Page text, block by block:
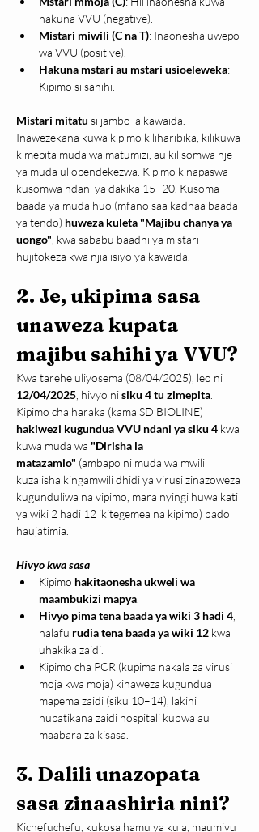
hakuna VVU (negative).
Mistari miwili (C na T): Inaonesha uwepo
wa VVU (positive).
Hakuna mstari au mstari usioeleweka:
Kipimo si sahihi.
Mistari mitatu si jambo la kawaida.
Inawezekana kuwa kipimo kiliharibika, kilikuwa
kimepita muda wa matumizi, au kilisomwa nje
ya muda uliopendekezwa. Kipimo kinapaswa
kusomwa ndani ya dakika 15–20. Kusoma
baada ya muda huo (mfano saa kadhaa baada
ya tendo) huweza kuleta "Majibu chanya ya
uongo" , kwa sababu baadhi ya mistari
hujitokeza kwa njia isiyo ya kawaida.
2. Je, ukipima sasa
unaweza kupata
majibu sahihi ya VVU?
Kwa tarehe uliyosema (08/04/2025), leo ni
12/04/2025 , hivyo ni siku 4 tu zimepita
Kipimo cha haraka (kama SD BIOLINE)
hakiwezi kugundua VVU ndani ya siku 4 kwa
kuwa muda wa "Dirisha la
matazamio" (ambapo ni muda wa mwili
kuzalisha kingamwili dhidi ya virusi zinazoweza
kugunduliwa na vipimo, mara nyingi huwa kati
ya wiki 2 hadi 12 ikitegemea na kipimo) bado
haujatimia.
Hivyo kwa sasa
Kipimo hakitaonesha ukweli wa
maambukizi mapya
Hivyo pima tena baada ya wiki 3 hadi 4
halafu rudia tena baada ya wiki 12 kwa
uhakika zaidi.
Kipimo cha PCR (kupima nakala za virusi
moja kwa moja) kinaweza kugundua
mapema zaidi (siku 10–14), lakini
hupatikana zaidi hospitali kubwa au
maabara za kisasa.
3. Dalili unazopata
sasa zinaashiria nini?
Kichefuchefu, kukosa hamu ya kula, maumivu